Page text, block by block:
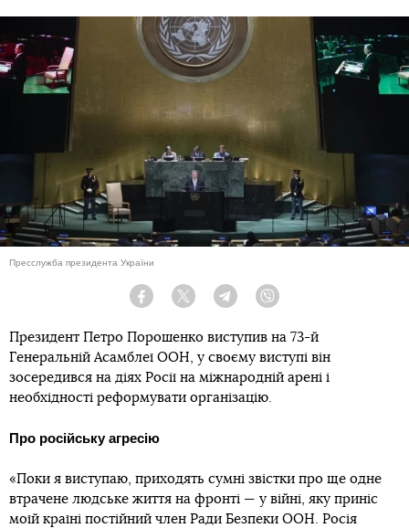
Пресслужба президента України
Facebook Twitter Telegram
Президент Петро Порошенко виступив на 73-й
Генеральній Асамблеї ООН, у своєму виступі він
зосередився на діях Росії на міжнародній арені і
необхідності реформувати організацію.
Про російську агресію
«Поки я виступаю, приходять сумні звістки про ще одне
втрачене людське життя на фронті — у війні, яку приніс
моїй країні постійний член Ради Безпеки ООН. Росія